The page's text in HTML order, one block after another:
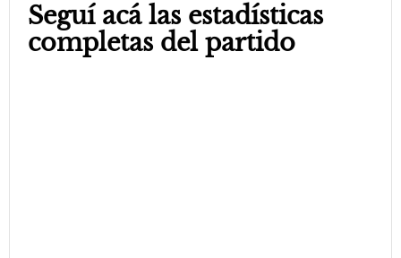
Seguí acá las estadísticas
completas del partido